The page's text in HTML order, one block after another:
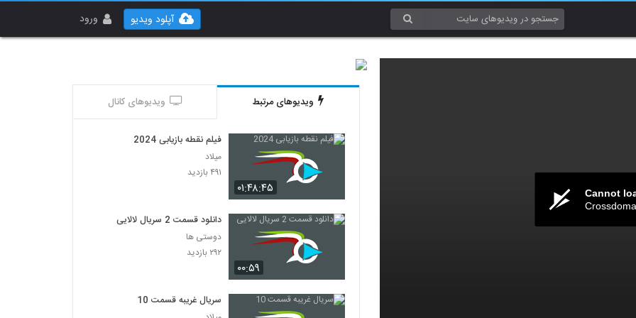
ورود آپلود ویدیو
Cannot
ویدیوهای مرتبط ویدیوهای کانال
۰۱:۴۸:۴۵
فیلم نقطه بازیابی 2024
میلاد
۴۹۱ بازدید
۰۰:۵۹
دانلود قسمت 2 سریال لالایی
دوستی ها
۲۹۲ بازدید
سریال غریبه قسمت 10